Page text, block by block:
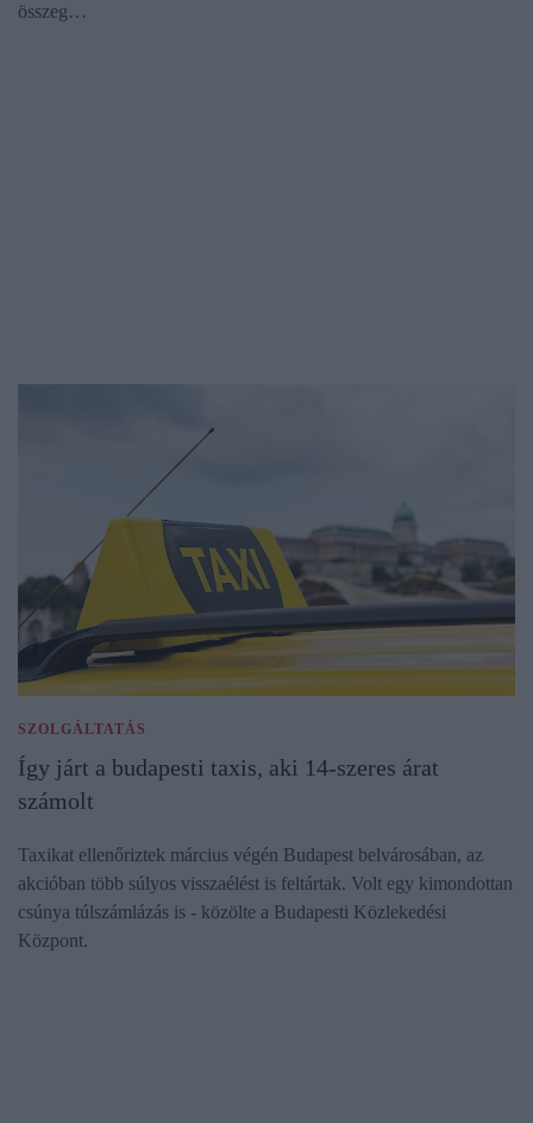
összeg…
SZOLGÁLTATÁS
Így járt a budapesti taxis, aki 14-szeres árat
számolt
Taxikat ellenőriztek március végén Budapest belvárosában, az
akcióban több súlyos visszaélést is feltártak. Volt egy kimondottan
csúnya túlszámlázás is - közölte a Budapesti Közlekedési
Központ.